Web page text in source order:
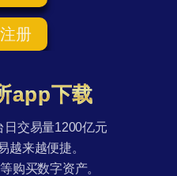
册
app下载
日交易量1200亿元
越来越便捷。
购买数字资产。